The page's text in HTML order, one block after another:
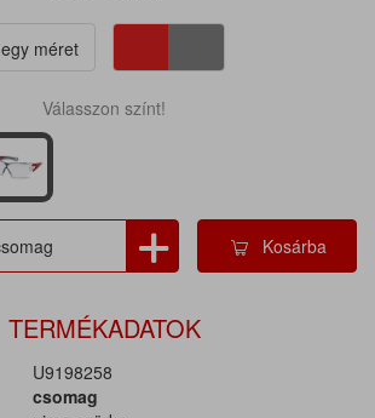
egy méret
Válasszon színt!
Kosárba
TERMÉKADATOK
U9198258
csomag